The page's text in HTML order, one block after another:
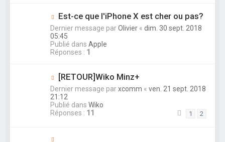
Est-ce que l'iPhone X est cher ou pas?
Dernier message parOlivier « dim. 30 sept. 2018
05:45
Publié dans Apple
Réponses : 1
[RETOUR]Wiko Minz+
Dernier message parxcomm « ven. 21 sept. 2018
21:12
Publié dans Wiko
Réponses : 11 1 2